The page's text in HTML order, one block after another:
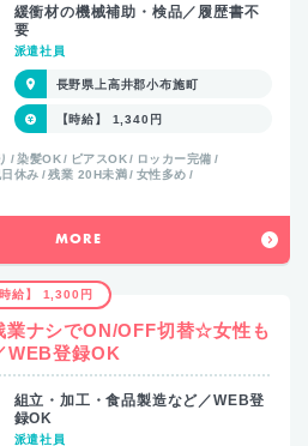
緩衝材の機械補助・検品／履歴書不
要
派遣社員
長野県上高井郡小布施町
【時給】 1,340円
染髪OK ピアスOK
ロッカー完備
休み 残業 20H未満
女性多め
MORE
時給】 1,300円
業ナシでON/OFF切替☆女性も
WEB登録OK
組立・加工・食品製造など／WEB登
録OK
派遣社員